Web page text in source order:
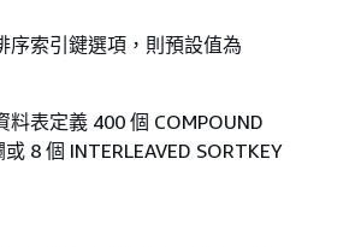
序索引鍵選項，則預設值為
料表定義 400 個 COMPOUND
8 個 INTERLEAVED SORTKEY